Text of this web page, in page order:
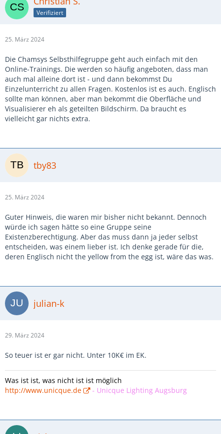
Verifiziert
25. März 2024
Die Chamsys Selbsthilfegruppe geht auch einfach mit den
Online-Trainings. Die werden so häufig angeboten, dass man
auch mal alleine dort ist - und dann bekommst Du
Einzelunterricht zu allen Fragen. Kostenlos ist es auch. Englisch
sollte man können, aber man bekommt die Oberfläche und
Visualisierer eh als geteilten Bildschirm. Da braucht es
vielleicht gar nichts extra.
tby83
25. März 2024
Guter Hinweis, die waren mir bisher nicht bekannt. Dennoch
würde ich sagen hätte so eine Gruppe seine
Existenzberechtigung. Aber das muss dann ja jeder selbst
entscheiden, was einem lieber ist. Ich denke gerade für die,
deren Englisch nicht the yellow from the egg ist, wäre das was.
julian-k
29. März 2024
So teuer ist er gar nicht. Unter 10K€ im EK.
Was ist ist, was nicht ist ist möglich
http://www.unicque.de
- Unicque Lighting Augsburg